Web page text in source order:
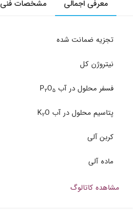
معرفی اجمالی مشخصات فنی
تجزیه ضمانت شده
نیتروژن کل
فسفر محلول در آب P 2O5
پتاسیم محلول در آب K 2O
کربن آلی
ماده آلی
مشاهده کاتالوگ